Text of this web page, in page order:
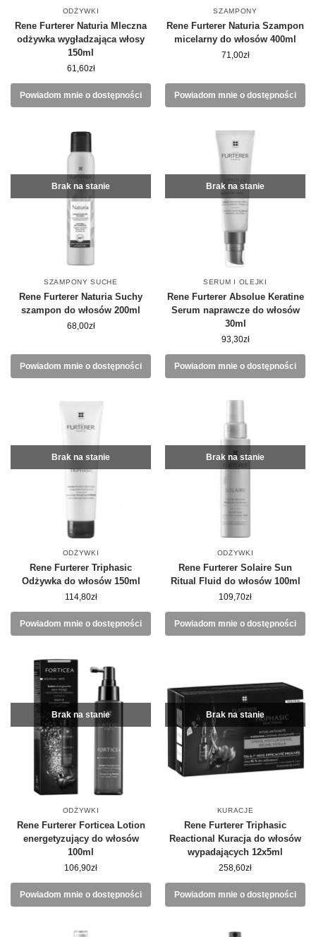
ODŻYWKI
Rene Furterer Naturia Mleczna
odżywka wygładzająca włosy
150ml
61,60zł
Powiadom mnie o dostępności
SZAMPONY
Rene Furterer Naturia Szampon
micelarny do włosów 400ml
71,00zł
Powiadom mnie o dostępności
Brak na stanie
SZAMPONY SUCHE
Rene Furterer Naturia Suchy
szampon do włosów 200ml
68,00zł
Powiadom mnie o dostępności
Brak na stanie
SERUM I OLEJKI
Rene Furterer Absolue Keratine
Serum naprawcze do włosów
30ml
93,30zł
Powiadom mnie o dostępności
Brak na stanie
ODŻYWKI
Rene Furterer Triphasic
Odżywka do włosów 150ml
114,80zł
Powiadom mnie o dostępności
Brak na stanie
ODŻYWKI
Rene Furterer Solaire Sun
Ritual Fluid do włosów 100ml
109,70zł
Powiadom mnie o dostępności
Brak na stanie
ODŻYWKI
Rene Furterer Forticea Lotion
energetyzujący do włosów
100ml
106,90zł
Powiadom mnie o dostępności
Brak na stanie
KURACJE
Rene Furterer Triphasic
Reactional Kuracja do włosów
wypadających 12x5ml
258,60zł
Powiadom mnie o dostępności